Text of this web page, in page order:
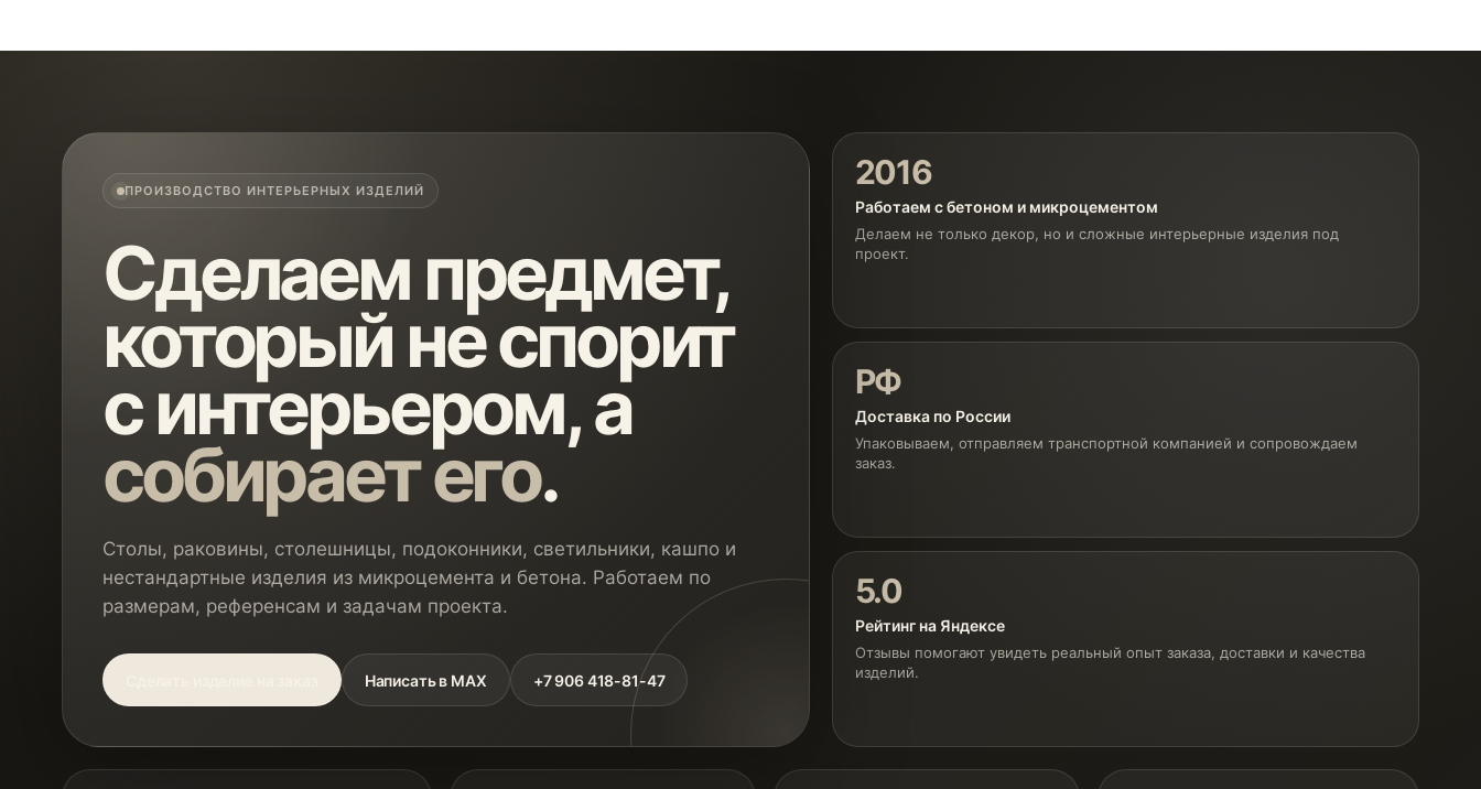
ПРОИЗВОДСТВО ИНТЕРЬЕРНЫХ ИЗДЕЛИЙ
Сделаем предмет,
который не спорит
с интерьером, а
собирает его.
Столы, раковины, столешницы, подоконники, светильники, кашпо и
нестандартные изделия из микроцемента и бетона. Работаем по
размерам, референсам и задачам проекта.
Написать в MAX +7 906 418-81-47
2016
Работаем с бетоном и микроцементом
Делаем не только декор, но и сложные интерьерные изделия под
проект.
РФ
Доставка по России
Упаковываем, отправляем транспортной компанией и сопровождаем
заказ.
5.0
Рейтинг на Яндексе
Отзывы помогают увидеть реальный опыт заказа, доставки и качества
изделий.